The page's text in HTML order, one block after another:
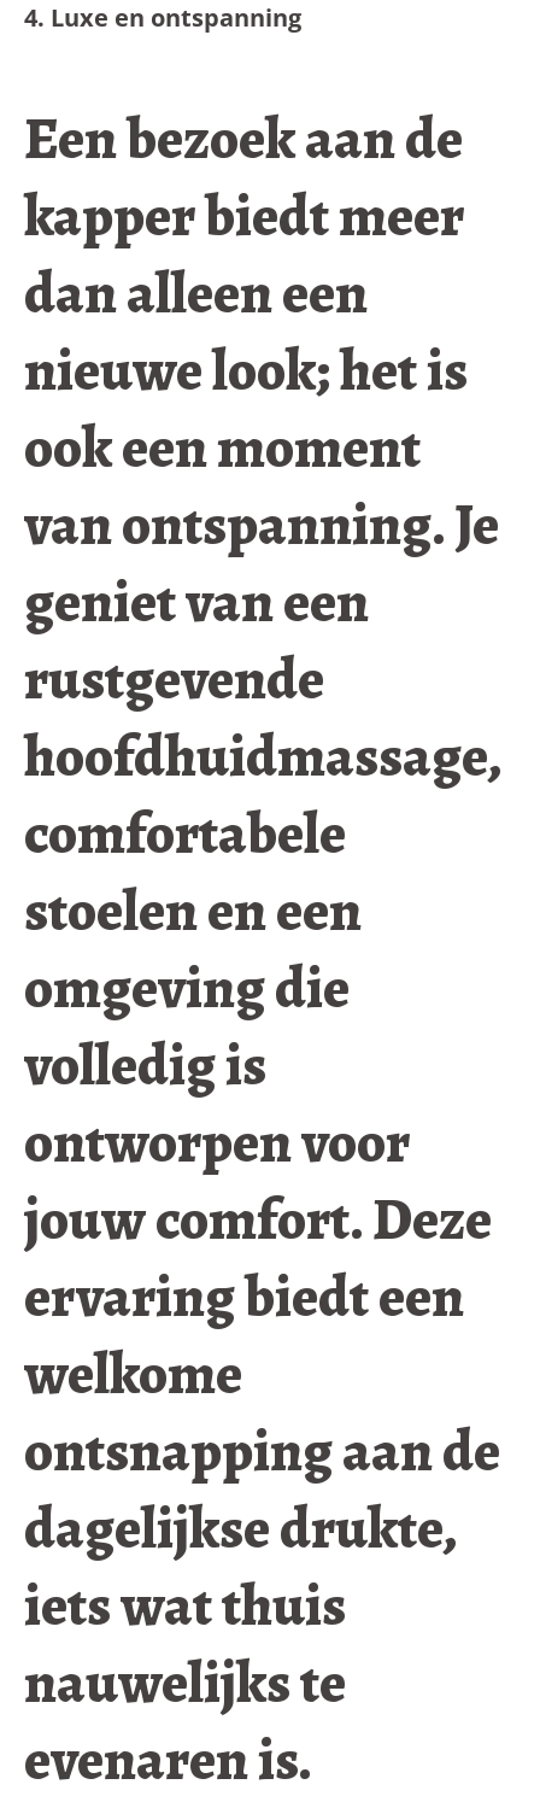
4. Luxe en ontspanning
Een bezoek aan de
kapper biedt meer
dan alleen een
nieuwe look; het is
ook een moment
van ontspanning. Je
geniet van een
rustgevende
hoofdhuidmassage,
comfortabele
stoelen en een
omgeving die
volledig is
ontworpen voor
jouw comfort. Deze
ervaring biedt een
welkome
ontsnapping aan de
dagelijkse drukte,
iets wat thuis
nauwelijks te
evenaren is.